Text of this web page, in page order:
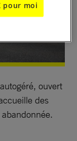
ouvert
des
pour moi